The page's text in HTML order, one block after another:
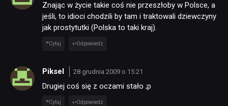
Znając w życie takie coś nie przeszłoby w Polsce, a
jeśli, to idioci chodzili by tam i traktowali dziewczyny
jak prostytutki (Polska to taki kraj).
Cytuj Odpowiedz
Piksel 28 grudnia 2009 o 15:21
Drugiej coś się z oczami stało ;p
Cytuj Odpowiedz